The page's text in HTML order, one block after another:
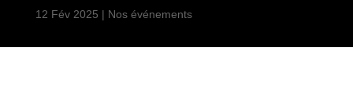
12 Fév 2025 | Nos événements